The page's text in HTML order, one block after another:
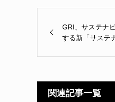
GRI、サステナ
する新「サステ
関連記事一覧